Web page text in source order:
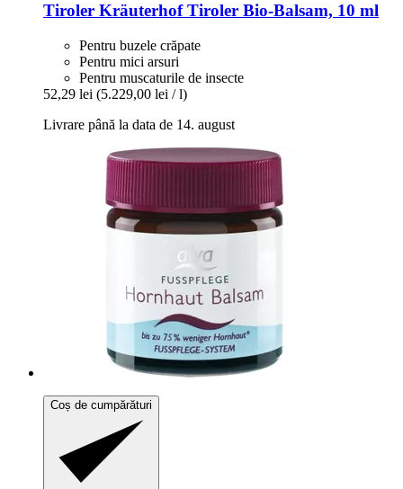
Tiroler KräuterhofTiroler Bio-​Balsam, 10 ml
Pentru buzele crăpate
Pentru mici arsuri
Pentru muscaturile de insecte
52,29 lei (5.229,00 lei / l)
Livrare până la data de 14. august
Coș de cumpărături